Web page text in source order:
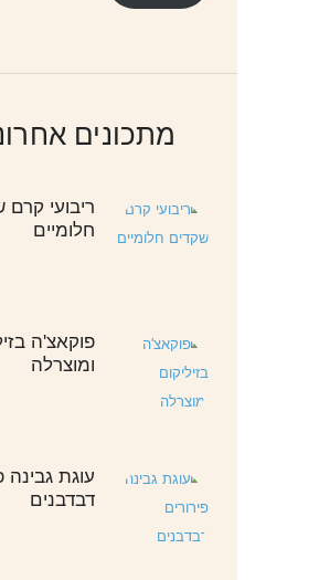
מתכונים
ריבועי קרם
חלומיים
פוקאצ'ה
ומוצרלה
עוגת גבינה
דבדבנים